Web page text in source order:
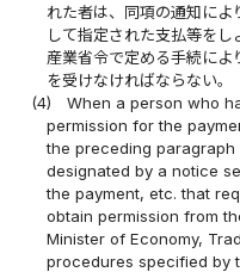
れた者は、同項の通知に
して指定された支払等を
産業省令で定める手続に
を受けなければならない。
(4)
When a person who
permission for the
the preceding paragraph
designated by a notice
the payment, etc. that
obtain permission from
Minister of Economy,
procedures specified by